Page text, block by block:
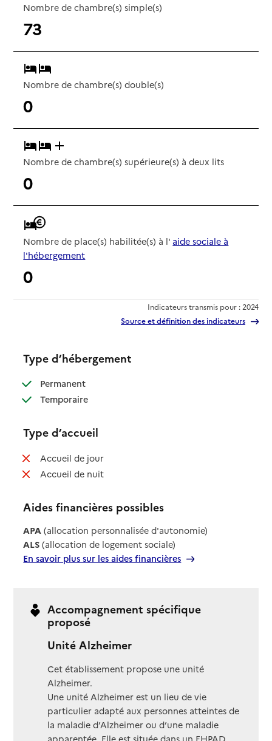
Nombre de chambre(s) simple(s)
73
Nombre de chambre(s) double(s)
0
Nombre de chambre(s) supérieure(s) à deux lits
0
Nombre de place(s) habilitée(s) à l' aide sociale à
l'hébergement
0
Indicateurs transmis pour : 2024
Source et définition des indicateurs
Type d’hébergement
Permanent: disponible
Temporaire: disponible
Type d’accueil
Accueil de jour: non disponible
Accueil de nuit: non disponible
Aides financières possibles
APA (allocation personnalisée d'autonomie)
ALS (allocation de logement sociale)
En savoir plus sur les aides financières
Accompagnement spécifique
proposé
Unité Alzheimer
Cet établissement propose une unité
Alzheimer.
Une unité Alzheimer est un lieu de vie
particulier adapté aux personnes atteintes de
la maladie d’Alzheimer ou d’une maladie